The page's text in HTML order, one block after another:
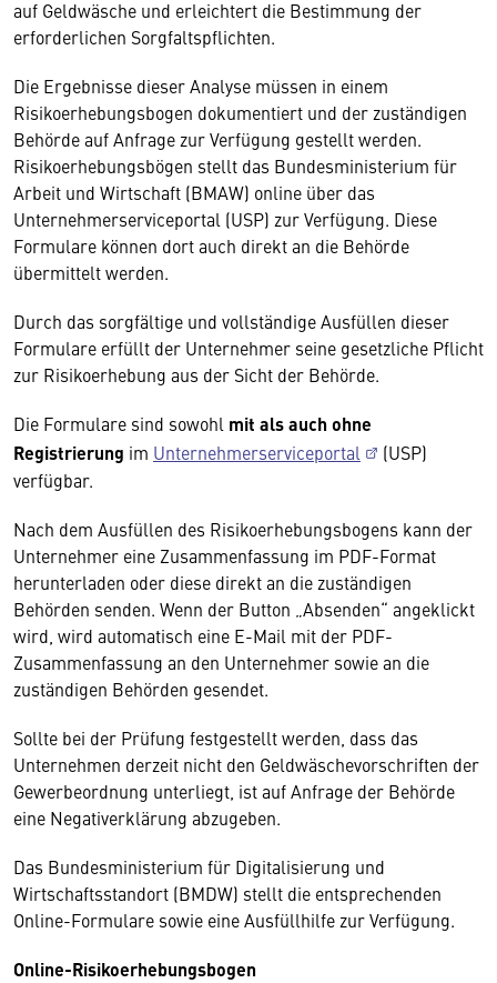
auf Geldwäsche und erleichtert die Bestimmung der
erforderlichen Sorgfaltspflichten.
Die Ergebnisse dieser Analyse müssen in einem
Risikoerhebungsbogen dokumentiert und der zuständigen
Behörde auf Anfrage zur Verfügung gestellt werden.
Risikoerhebungsbögen stellt das Bundesministerium für
Arbeit und Wirtschaft (BMAW) online über das
Unternehmerserviceportal (USP) zur Verfügung. Diese
Formulare können dort auch direkt an die Behörde
übermittelt werden.
Durch das sorgfältige und vollständige Ausfüllen dieser
Formulare erfüllt der Unternehmer seine gesetzliche Pflicht
zur Risikoerhebung aus der Sicht der Behörde.
Die Formulare sind sowohl mit als auch ohne
Registrierung im Unternehmerserviceportal
(USP)
verfügbar.
Nach dem Ausfüllen des Risikoerhebungsbogens kann der
Unternehmer eine Zusammenfassung im PDF-Format
herunterladen oder diese direkt an die zuständigen
Behörden senden. Wenn der Button „Absenden“ angeklickt
wird, wird automatisch eine E-Mail mit der PDF-
Zusammenfassung an den Unternehmer sowie an die
zuständigen Behörden gesendet.
Sollte bei der Prüfung festgestellt werden, dass das
Unternehmen derzeit nicht den Geldwäschevorschriften der
Gewerbeordnung unterliegt, ist auf Anfrage der Behörde
eine Negativerklärung abzugeben.
Das Bundesministerium für Digitalisierung und
Wirtschaftsstandort (BMDW) stellt die entsprechenden
Online-Formulare sowie eine Ausfüllhilfe zur Verfügung.
Online-Risikoerhebungsbogen